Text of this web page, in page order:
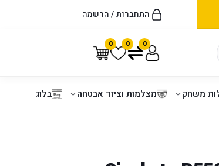
התחברות / הרשמה
0 0 0
משחק מצלמות וציוד אבטחה בלוג